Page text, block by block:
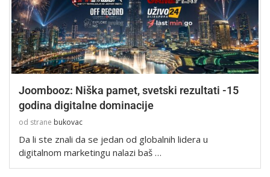
Joombooz: Niška pamet, svetski rezultati -15
godina digitalne dominacije
od strane bukovac
Da li ste znali da se jedan od globalnih lidera u
digitalnom marketingu nalazi baš …